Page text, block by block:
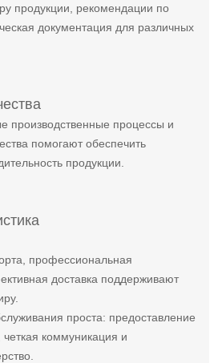
продукции, рекомендации по
документация для различных
производственные процессы и
помогают обеспечить
продукции.
профессиональная
доставка поддерживают
проста: предоставление
коммуникация и